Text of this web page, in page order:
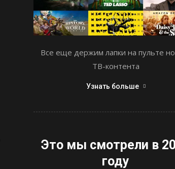
Все еще держим лапки на пульте
ТВ-контента
Узнать больше
Это мы смотрели в
году